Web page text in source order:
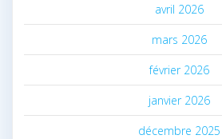
avril 2026
mars 2026
février 2026
janvier 2026
décembre 2025